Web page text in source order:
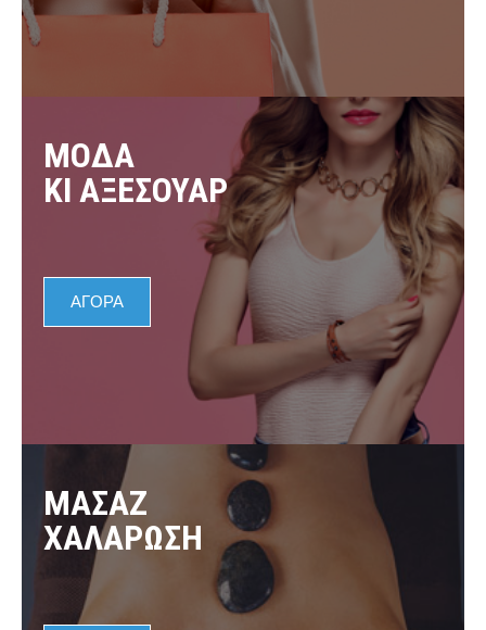
ΜΟΔΑ
ΚI ΑΞΕΣΟΥΑΡ
ΑΓΟΡΑ
ΜΑΣΑΖ
ΧΑΛΑΡΩΣΗ